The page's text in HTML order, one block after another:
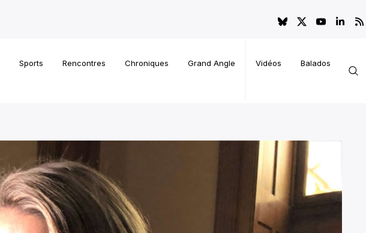
Sports Rencontres Chroniques Grand Angle Vidéos Balados